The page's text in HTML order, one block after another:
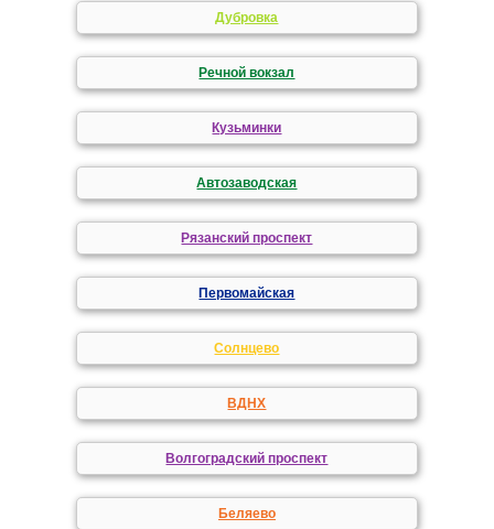
Дубровка
Речной вокзал
Кузьминки
Автозаводская
Рязанский проспект
Первомайская
Солнцево
ВДНХ
Волгоградский проспект
Беляево